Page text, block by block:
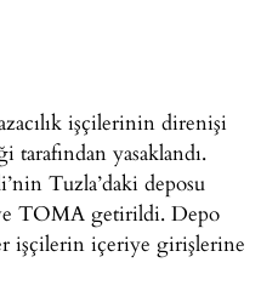
işçilerinin direnişi
yasaklandı.
Tuzla’daki deposu
TOMA getirildi. Depo
işçilerin içeriye girişlerine